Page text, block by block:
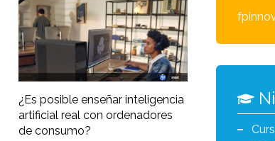
¿Es posible enseñar inteligencia
artificial real con ordenadores
de consumo?